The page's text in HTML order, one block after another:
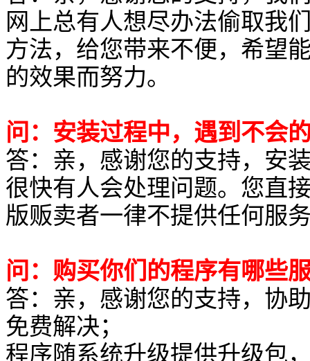
网上总有人想尽办法偷取我
方法，给您带来不便，希望
的效果而努力。
问：安装过程中，遇到不会
答：亲，感谢您的支持，安
很快有人会处理问题。您直
版贩卖者一律不提供任何服
问：购买你们的程序有哪些
答：亲，感谢您的支持，协
免费解决；
程序随系统升级提供升级包